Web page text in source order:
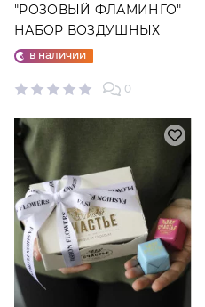
"РОЗОВЫЙ ФЛАМИНГО"
НАБОР ВОЗДУШНЫХ
ШАРОВ №25
в наличии
0